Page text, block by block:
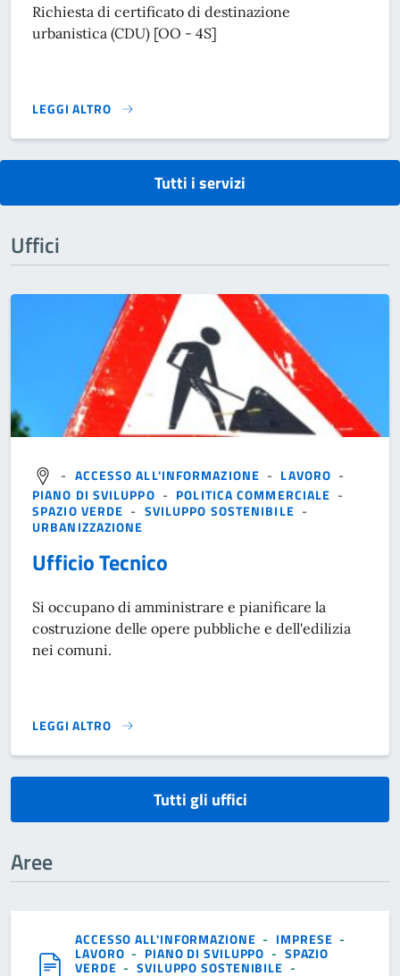
Richiesta di certificato di destinazione
urbanistica (CDU) [OO - 4S]
LEGGI ALTRO
RICHIESTA DI CERTIFICATO DI DESTINAZIONE URBANISTICA
Tutti i servizi
Uffici
- ACCESSO ALL'INFORMAZIONE - LAVORO -
PIANO DI SVILUPPO - POLITICA COMMERCIALE -
SPAZIO VERDE - SVILUPPO SOSTENIBILE -
URBANIZZAZIONE
Ufficio Tecnico
Si occupano di amministrare e pianificare la
costruzione delle opere pubbliche e dell'edilizia
nei comuni.
LEGGI ALTRO
}
Tutti gli uffici
Aree
ACCESSO ALL'INFORMAZIONE - IMPRESE -
LAVORO - PIANO DI SVILUPPO - SPAZIO
VERDE -SVILUPPO SOSTENIBILE -